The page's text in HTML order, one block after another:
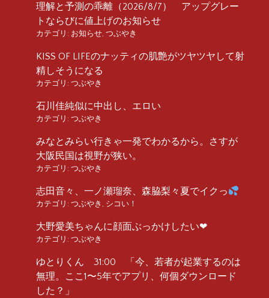
理解と予測の乖離（2026/8/7） アップグレー
トならびに値上げのお知らせ
カテゴリ: お知らせ, つぶやき
KISS OF LIFEのナッティの肌艶がツヤツヤして射
精しそうになる
カテゴリ: つぶやき
石川佳純似に中出し、エロい
カテゴリ: つぶやき
みなとみらい行きゃ一発でわかるから。さすが
大阪民国は視野が狭い。
カテゴリ: つぶやき
志田音々、一ノ瀬瑠奈、森脇梨々夏でイクっ
カテゴリ: つぶやき , シコい！
大野愛美ちゃんに顔面ぶっかけしたい❤︎
カテゴリ: つぶやき
ゆとりくん 31:00 「今、若者が起業するのは
無理。ここ1〜5年でアプリ、何個ダウンロード
した？」